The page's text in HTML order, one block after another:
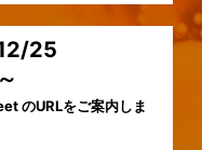
25
のURLをご案内しま